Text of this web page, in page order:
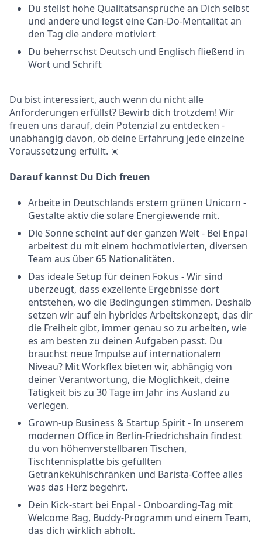
Du stellst hohe Qualitätsansprüche an Dich selbst
und andere und legst eine Can-Do-Mentalität an
den Tag die andere motiviert
Du beherrschst Deutsch und Englisch fließend in
Wort und Schrift
Du bist interessiert, auch wenn du nicht alle
Anforderungen erfüllst? Bewirb dich trotzdem! Wir
freuen uns darauf, dein Potenzial zu entdecken -
unabhängig davon, ob deine Erfahrung jede einzelne
Voraussetzung erfüllt. ☀️
Darauf kannst Du Dich freuen
Arbeite in Deutschlands erstem grünen Unicorn -
Gestalte aktiv die solare Energiewende mit.
Die Sonne scheint auf der ganzen Welt - Bei Enpal
arbeitest du mit einem hochmotivierten, diversen
Team aus über 65 Nationalitäten.
Das ideale Setup für deinen Fokus - Wir sind
überzeugt, dass exzellente Ergebnisse dort
entstehen, wo die Bedingungen stimmen. Deshalb
setzen wir auf ein hybrides Arbeitskonzept, das dir
die Freiheit gibt, immer genau so zu arbeiten, wie
es am besten zu deinen Aufgaben passt. Du
brauchst neue Impulse auf internationalem
Niveau? Mit Workflex bieten wir, abhängig von
deiner Verantwortung, die Möglichkeit, deine
Tätigkeit bis zu 30 Tage im Jahr ins Ausland zu
verlegen.
Grown-up Business & Startup Spirit - In unserem
modernen Office in Berlin-Friedrichshain findest
du von höhenverstellbaren Tischen,
Tischtennisplatte bis gefüllten
Getränkekühlschränken und Barista-Coffee alles
was das Herz begehrt.
Dein Kick-start bei Enpal - Onboarding-Tag mit
Welcome Bag, Buddy-Programm und einem Team,
das dich wirklich abholt.